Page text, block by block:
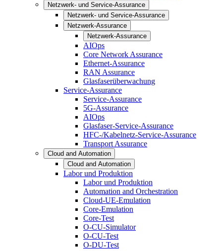
Netzwerk- und Service-Assurance
Netzwerk- und Service-Assurance
Netzwerk-Assurance
Netzwerk-Assurance
AIOps
Core Network Assurance
Ethernet-Assurance
RAN Assurance
Glasfaserüberwachung
Service-Assurance
Service-Assurance
5G-Assurance
AIOps
Glasfaser-Service-Assurance
HFC-/Kabelnetz-Service-Assurance
Transport Assurance
Cloud and Automation
Cloud and Automation
Labor und Produktion
Labor und Produktion
Automation and Orchestration
Cloud-UE-Emulation
Core-Emulation
Core-Test
O-CU-Simulator
O-CU-Test
O-DU-Test